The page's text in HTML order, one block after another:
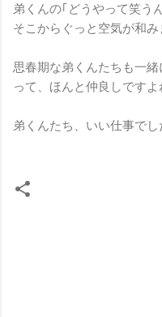
弟くんの｢どうやって笑う
そこからぐっと空気が和み
思春期な弟くんたちも一
って、ほんと仲良しですよ
弟くんたち、いい仕事でし